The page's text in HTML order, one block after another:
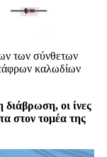
των σύνθετων
καλωδίων
οι ίνες
στον τομέα της